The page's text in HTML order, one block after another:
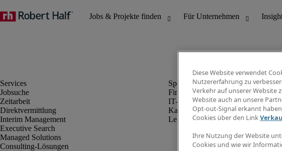
Jobsuche
Zeitarbeit
Direktvermittlung
Interim Management
Executive Search
Managed Solutions
Consulting-Lösungen
Finanz- & Rechnungswesen
IT-Bereich
Kaufmännischer Bereich
Legal
Diese Website verwendet
Nutzererfahrung zu
Verkehr auf unserer Website
Website auch an unsere
Opt-out-Signal erkannt
Cookies über den Link
Ihre Nutzung der Website
Cookies und wie wir